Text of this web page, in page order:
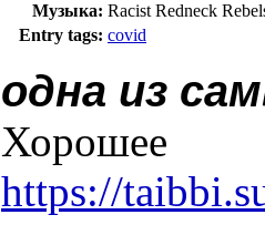
Музыка: Racist Redneck
Entry tags: covid
одна из
Хорошее
https://